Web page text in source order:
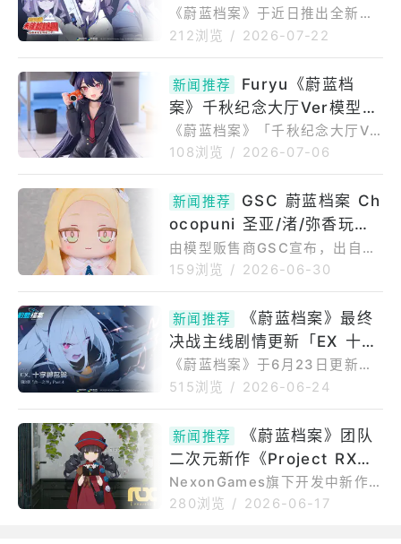
团」上线同步加入新角色「木
乃香」、「玲奈」
《蔚蓝档案》于近日推出全新活
动剧情「奇普托斯・未确认谜团
武神警察学园的「木乃香」，以
及隶属狂猎艺术学院的「玲
奈」。全新活动剧情PV本次活动
剧情以「木乃香」、「玲奈」、
「翼」等因调查超自然现象而齐
寻找传说生物「槌之子」的过程
中，解决各种离奇现象的故事。
完成剧情与任务后，可获得「古
怪的杂志」、「古怪的健康产
品」、「古怪
212浏览 / 2026-07-22
新闻推荐
Furyu《蔚蓝档
案》千秋纪念大厅Ver模型
预计2027年6月贩售
《蔚蓝档案》「千秋纪念大厅Ve
r.1/7比例模型」商品介绍本商品
基础立体化。由Furyu旗下高品
质品牌F：NEX推出的1/7比例涂
装完成品模型，再现了角色身穿
宽松衬衫、手持相机的可爱日常
姿态。商品包含本体及专用台
裙摆飘扬等细节皆精致呈现。本
品比例为1/7，全高约150mm
（不含台座）。敬请留意相关购
买注意事项。商品
108浏览 / 2026-07-06
新闻推荐
GSC 蔚蓝档案 Ch
ocopuni 圣亚/渚/弥香玩偶
预定2027年1月贩售
由模型贩售商GSC宣布，出自
《蔚蓝档案BlueArchive》「圣
月29日〜2026年07月29日；商
品发售日期预定于2027年1月贩
售。《蔚蓝档案BlueArchive》
推出玩偶。◆商品详情◆商品名
称圣亚/渚/弥香作品名称蔚蓝档
￥4,950(含税)发售日期2027/0
1商品规格材质
159浏览 / 2026-06-30
新闻推荐
《蔚蓝档案》最终
决战主线剧情更新「EX 十字
神名篇第3章」Part4 新增2
名学生「柚子」与「英美」
《蔚蓝档案》于6月23日更新了
主线剧情「十字神名篇第3章」P
(武装)」，并预计于6月30日追
加包含「Kei」等「游戏开发部」
学生故事的全新活动剧情。在本
次主线剧情Part.4中，玩家将能
欣赏到在对抗觉醒为「十字神
515浏览 / 2026-06-24
新闻推荐
《蔚蓝档案》团队
二次元新作《Project RX》
开设繁体中文官方 X 帐号 预
告将带来更多新情报
NexonGames旗下开发中新作
《ProjectRX（프로젝트RX）》
280浏览 / 2026-06-17